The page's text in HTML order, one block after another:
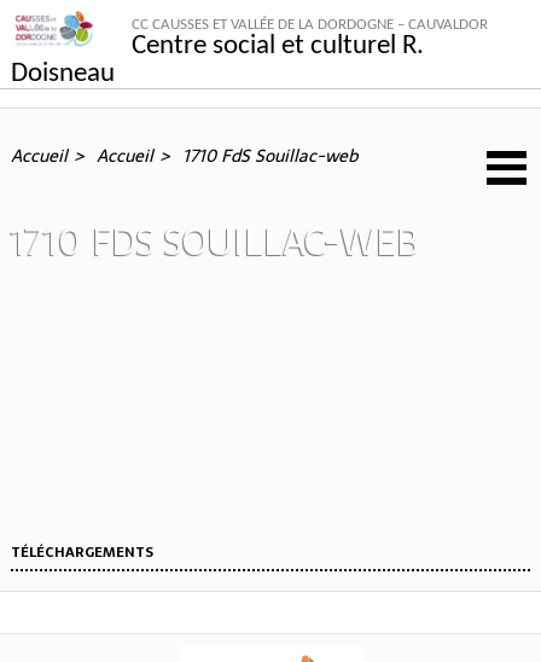
CC CAUSSES ET VALLÉE DE LA DORDOGNE – CAUVALDOR
Centre social et culturel R.
Doisneau
Accueil Accueil 1710 FdS Souillac-web
1710 FDS SOUILLAC-WEB
TÉLÉCHARGEMENTS